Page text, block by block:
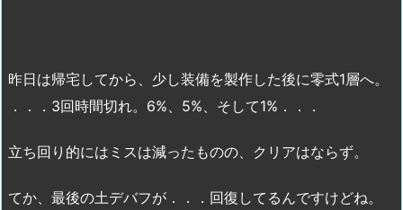
昨日は帰宅してから、少し装備を製作した後に零式1層へ。
．．．3回時間切れ。6%、5%、そして1%．．．
立ち回り的にはミスは減ったものの、クリアはならず。
てか、最後の土デバフが．．．回復してるんですけどね。